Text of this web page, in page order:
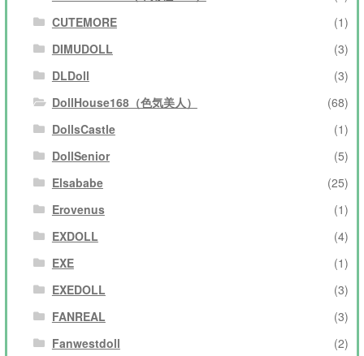
CUTEMORE
(1)
DIMUDOLL
(3)
DLDoll
(3)
DollHouse168（色気美人）
(68)
DollsCastle
(1)
DollSenior
(5)
Elsababe
(25)
Erovenus
(1)
EXDOLL
(4)
EXE
(1)
EXEDOLL
(3)
FANREAL
(3)
Fanwestdoll
(2)